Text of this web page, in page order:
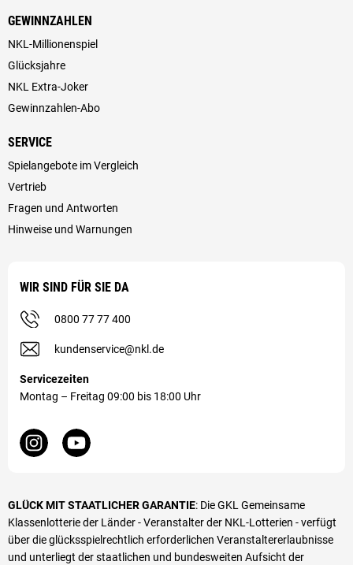
GEWINNZAHLEN
NKL-Millionenspiel
Glücksjahre
NKL Extra-Joker
Gewinnzahlen-Abo
SERVICE
Spielangebote im Vergleich
Vertrieb
Fragen und Antworten
Hinweise und Warnungen
WIR SIND FÜR SIE DA
0800 77 77 400
kundenservice@nkl.de
Servicezeiten
Montag – Freitag 09:00 bis 18:00 Uhr
GLÜCK MIT STAATLICHER GARANTIE: Die GKL Gemeinsame
Klassenlotterie der Länder - Veranstalter der NKL-Lotterien - verfügt
über die glücks­spiel­rechtlich erforderlichen Veranstalter­erlaubnisse
und unterliegt der staatlichen und bundesweiten Aufsicht der